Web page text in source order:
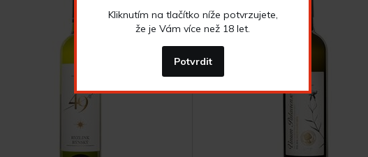
Kliknutím na tlačítko níže potvrzujete,
že je Vám více než 18 let.
Potvrdit